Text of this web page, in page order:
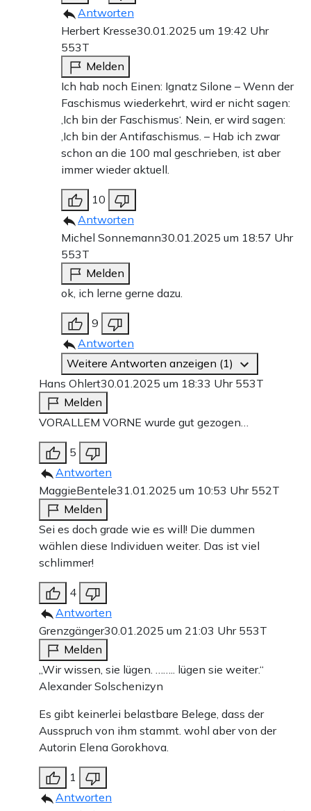
Antworten
Herbert Kresse30.01.2025 um 19:42 Uhr
553T
Melden
Ich hab noch Einen: Ignatz Silone – Wenn der
Faschismus wiederkehrt, wird er nicht sagen:
‚Ich bin der Faschismus‘. Nein, er wird sagen:
‚Ich bin der Antifaschismus. – Hab ich zwar
schon an die 100 mal geschrieben, ist aber
immer wieder aktuell.
10
Antworten
Michel Sonnemann30.01.2025 um 18:57 Uhr
553T
Melden
ok, ich lerne gerne dazu.
9
Antworten
Weitere Antworten anzeigen (1)
Hans Ohlert30.01.2025 um 18:33 Uhr 553T
Melden
VORALLEM VORNE wurde gut gezogen…
5
Antworten
MaggieBentele31.01.2025 um 10:53 Uhr 552T
Melden
Sei es doch grade wie es will! Die dummen
wählen diese Individuen weiter. Das ist viel
schlimmer!
4
Antworten
Grenzgänger30.01.2025 um 21:03 Uhr 553T
Melden
„Wir wissen, sie lügen. …….. lügen sie weiter.“
Alexander Solschenizyn
Es gibt keinerlei belastbare Belege, dass der
Ausspruch von ihm stammt. wohl aber von der
Autorin Elena Gorokhova.
1
Antworten